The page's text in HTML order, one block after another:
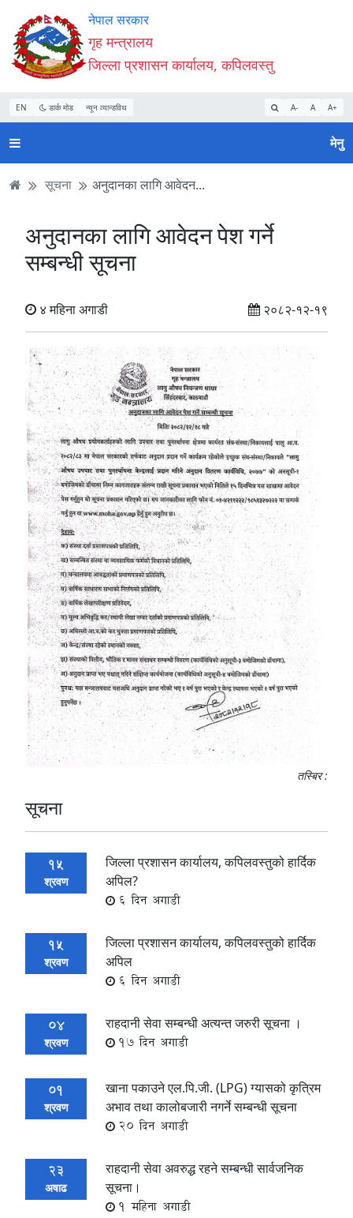
Accessibility
Mode
सुरु
गर्नुहोस्
सामाग्री
पढ्नुहाेस्
नेभिगेसन
पढ्नुहाेस्
वेबसाइट
खोजमा
जानुहोस्
नेपाल सरकार
गृह मन्त्रालय
जिल्ला प्रशासन कार्यालय, कपिलवस्तु
EN डार्क मोड न्यून व्यान्डविथ A- A A+
मेनु
सूचना अनुदानका लागि आवेदन...
अनुदानका लागि आवेदन पेश गर्ने
सम्बन्धी सूचना
४ महिना अगाडी २०८२-१२-१९
तस्बिर :
सूचना
15
श्रवण
जिल्ला प्रशासन कार्यालय, कपिलवस्तुको हार्दिक
अपिल?
6 दिन अगाडी
15
श्रवण
जिल्ला प्रशासन कार्यालय, कपिलवस्तुको हार्दिक
अपिल
6 दिन अगाडी
04
श्रवण
राहदानी सेवा सम्बन्धी अत्यन्त जरुरी सूचना ।
17 दिन अगाडी
01
श्रवण
खाना पकाउने एल.पि.जी. (LPG) ग्यासको कृत्रिम
अभाव तथा कालोबजारी नगर्ने सम्बन्धी सूचना
20 दिन अगाडी
23
अषाढ
राहदानी सेवा अवरुद्ध रहने सम्बन्धी सार्वजनिक
सूचना।
1 महिना अगाडी